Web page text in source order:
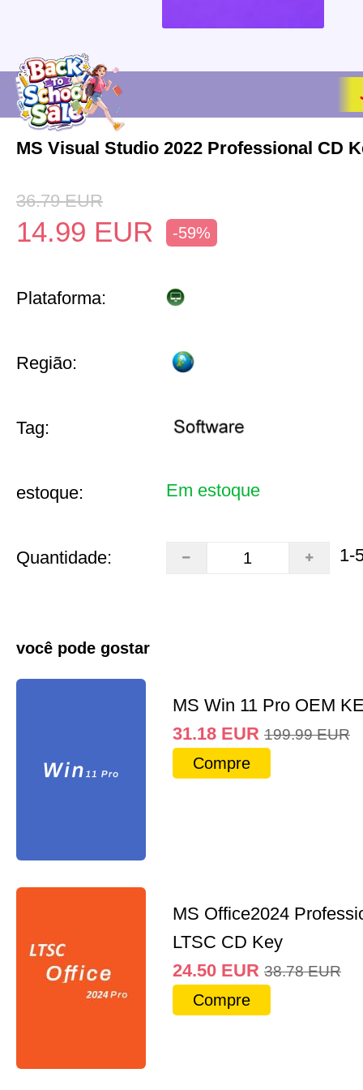
MS Visual Studio 2022 Professional CD
36.79 EUR
14.99 EUR -59%
Plataforma:
Região:
Tag:
estoque: Em estoque
Quantidade: 1-
você pode gostar
MS Win 11 Pro OEM
31.18 EUR 199.99 EUR
Compre
MS Office2024
LTSC CD Key
24.50 EUR 38.78 EUR
Compre